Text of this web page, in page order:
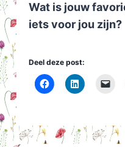
Wat is jouw
iets voor jou zijn?
Deel deze post: